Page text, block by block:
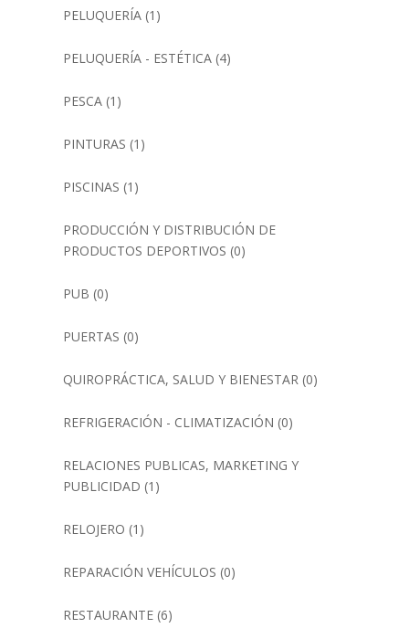
PELUQUERÍA(1)
PELUQUERÍA - ESTÉTICA(4)
PESCA(1)
PINTURAS (1)
PISCINAS (1)
PRODUCCIÓN Y DISTRIBUCIÓN DE
PRODUCTOS DEPORTIVOS (0)
PUB (0)
PUERTAS (0)
QUIROPRÁCTICA, SALUD Y BIENESTAR(0)
REFRIGERACIÓN - CLIMATIZACIÓN (0)
RELACIONES PUBLICAS, MARKETING Y
PUBLICIDAD (1)
RELOJERO (1)
REPARACIÓN VEHÍCULOS (0)
RESTAURANTE(6)